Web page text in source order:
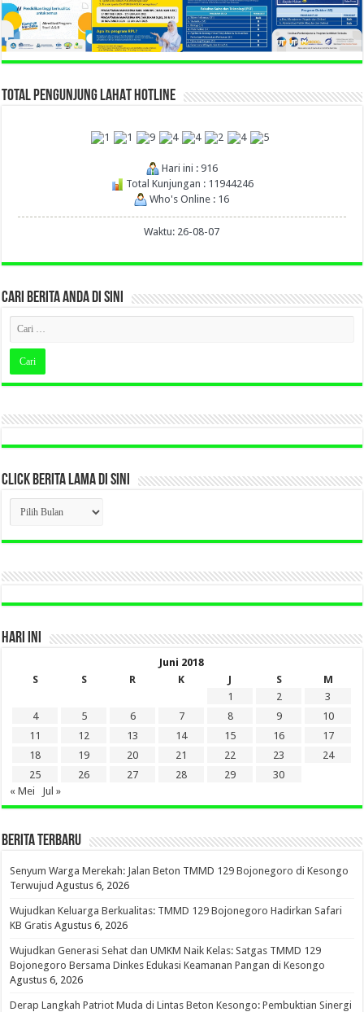
TOTAL PENGUNJUNG LAHAT HOTLINE
Hari ini : 916
Total Kunjungan : 11944246
Who's Online : 16
Waktu: 26-08-07
CARI BERITA ANDA DI SINI
CLICK BERITA LAMA DI SINI
CLICK
BERITA
LAMA
DI
HARI INI
Juni 2018
S
S R K J S
M
1
2
3
4
5 6 7 8 9
10
11
12 13 14 15 16
17
18
19 20 21 22 23
24
25
26 27 28 29
30
« Mei
Jul »
BERITA TERBARU
Senyum Warga Merekah: Jalan Beton TMMD 129 Bojonegoro di Kesongo
Terwujud Agustus 6, 2026
Wujudkan Keluarga Berkualitas: TMMD 129 Bojonegoro Hadirkan Safari
KB Gratis Agustus 6, 2026
Wujudkan Generasi Sehat dan UMKM Naik Kelas: Satgas TMMD 129
Bojonegoro Bersama Dinkes Edukasi Keamanan Pangan di Kesongo
Agustus 6, 2026
Derap Langkah Patriot Muda di Lintas Beton Kesongo: Pembuktian Sinergi